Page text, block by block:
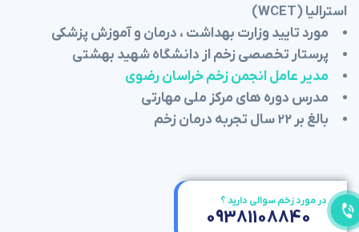
استرالیا (WCET)
مورد تایید وزارت بهداشت ، درمان و آموزش پزشکی
پرستار تخصصی زخم از دانشگاه شهید بهشتی
مدیر عامل انجمن زخم خراسان رضوی
مدرس دوره های مرکز ملی مهارتی
بالغ بر 22 سال تجربه درمان زخم
در مورد زخم سوالی دارید ؟
09381108840